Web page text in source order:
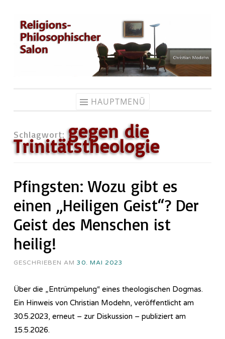
Zum
Inhalt
springen
HAUPTMENÜ
Schlagwort: gegen die
Trinitätstheologie
Pfingsten: Wozu gibt es
einen „Heiligen Geist“? Der
Geist des Menschen ist
heilig!
GESCHRIEBEN AM 30. MAI 2023
Über die „Entrümpelung“ eines theologischen Dogmas.
Ein Hinweis von Christian Modehn, veröffentlicht am
30.5.2023, erneut – zur Diskussion – publiziert am
15.5.2026.